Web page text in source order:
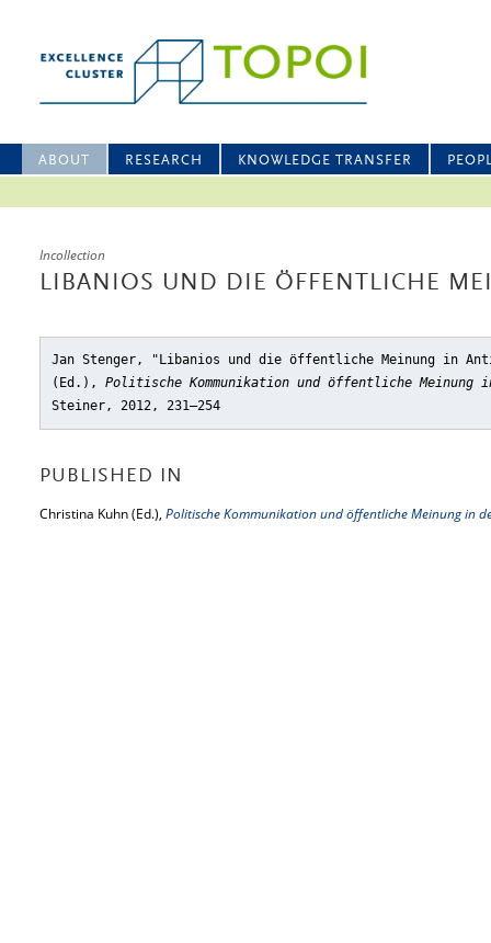
ABOUT RESEARCH KNOWLEDGE TRANSFER
Incollection
LIBANIOS UND DIE ÖFFENTLICHE
Jan Stenger, "Libanios und die öffentliche Meinung in
(Ed.), Politische Kommunikation und öffentliche Meinung
Steiner, 2012, 231–254
PUBLISHED IN
Christina Kuhn (Ed.), Politische Kommunikation und öffentliche Meinung in